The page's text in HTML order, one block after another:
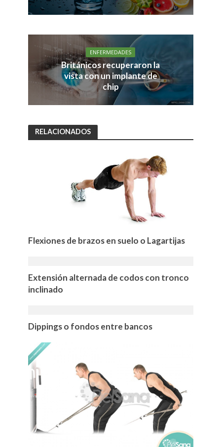
ENFERMEDADES
Británicos recuperaron la
vista con un implante de
chip
RELACIONADOS
Flexiones de brazos en suelo o Lagartijas
Extensión alternada de codos con tronco
inclinado
Dippings o fondos entre bancos